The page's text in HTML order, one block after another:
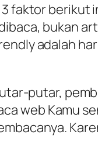
3 faktor
bukan
adalah
putar,
web Kamu